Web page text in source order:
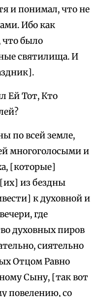
и понимал, что не
Ибо как
было
святилища. И
Ей Тот, Кто
по всей земле,
многоголосыми и
[которые]
из бездны
к духовной и
где
духовных пиров
сиятельно
Отцом Равно
Сыну, [так вот
повелению, со